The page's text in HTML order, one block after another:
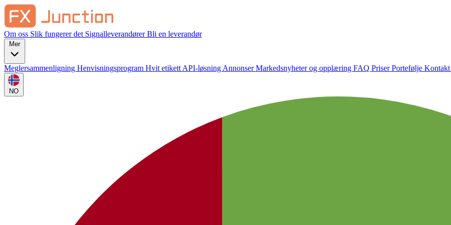
Om oss Slik fungerer det SignalleverandørerBli en leverandør
Mer
Meglersammenligning Henvisningsprogram Hvit etikett API-løsning AnnonserMarkedsnyheter og opplæring FAQ PriserPortefølje Kontakt
NO